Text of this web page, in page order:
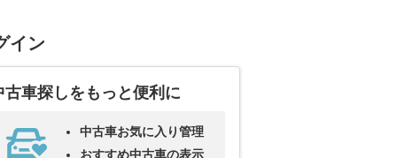
イン
古車探しをもっと便利に
中古車お気に入り管理
おすすめ中古車の表示